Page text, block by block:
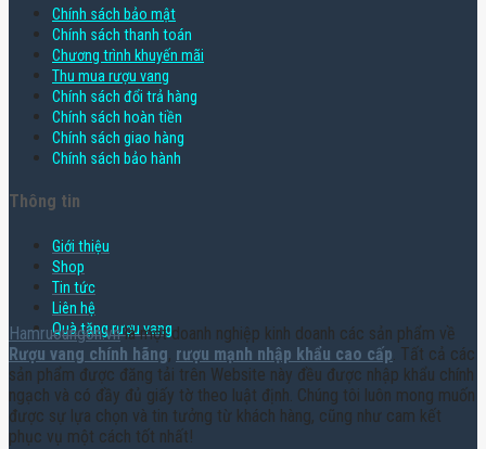
Chính sách bảo mật
Chính sách thanh toán
Chương trình khuyến mãi
Thu mua rượu vang
Chính sách đổi trả hàng
Chính sách hoàn tiền
Chính sách giao hàng
Chính sách bảo hành
Thông tin
Giới thiệu
Shop
Tin tức
Liên hệ
Quà tặng rượu vang
Hamruoungon.vnlà một doanh nghiệp kinh doanh các sản phẩm về
Rượu vang chính hãng, rượu mạnh nhập khẩu cao cấp . Tất cả các
sản phẩm được đăng tải trên Website này đều được nhập khẩu chính
ngạch và có đầy đủ giấy tờ theo luật định. Chúng tôi luôn mong muốn
được sự lựa chọn và tin tưởng từ khách hàng, cũng như cam kết
phục vụ một cách tốt nhất!